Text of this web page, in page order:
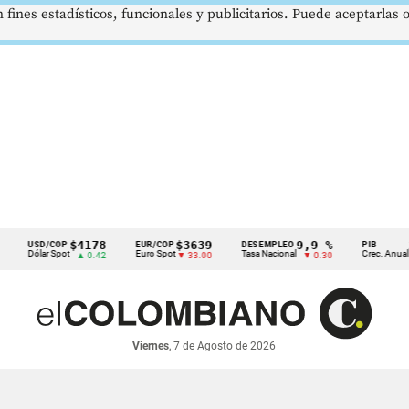
USD/COP
Dólar Spot
$4178
▲ 0.42
EUR/COP
Euro Spot
$3639
▼ 33.00
DESEMPLEO
Tasa Nacional
9,9 %
▼ 0.30 Crec. Anual
2,8
▲
Viernes, 7 de Agosto de 2026
estadísticos, funcionales y publicitarios. Puede aceptarlas